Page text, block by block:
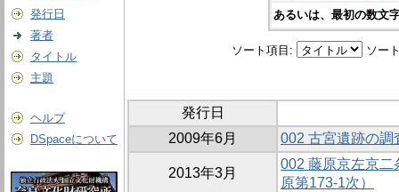
発行日
著者
タイトル
主題
ヘルプ
DSpaceについて
あるいは、最初の数文
ソート項目: ソー
発行日
2009年6月
002 古宮遺跡の調
2013年3月
002 藤原京左京二
原第173-1次）